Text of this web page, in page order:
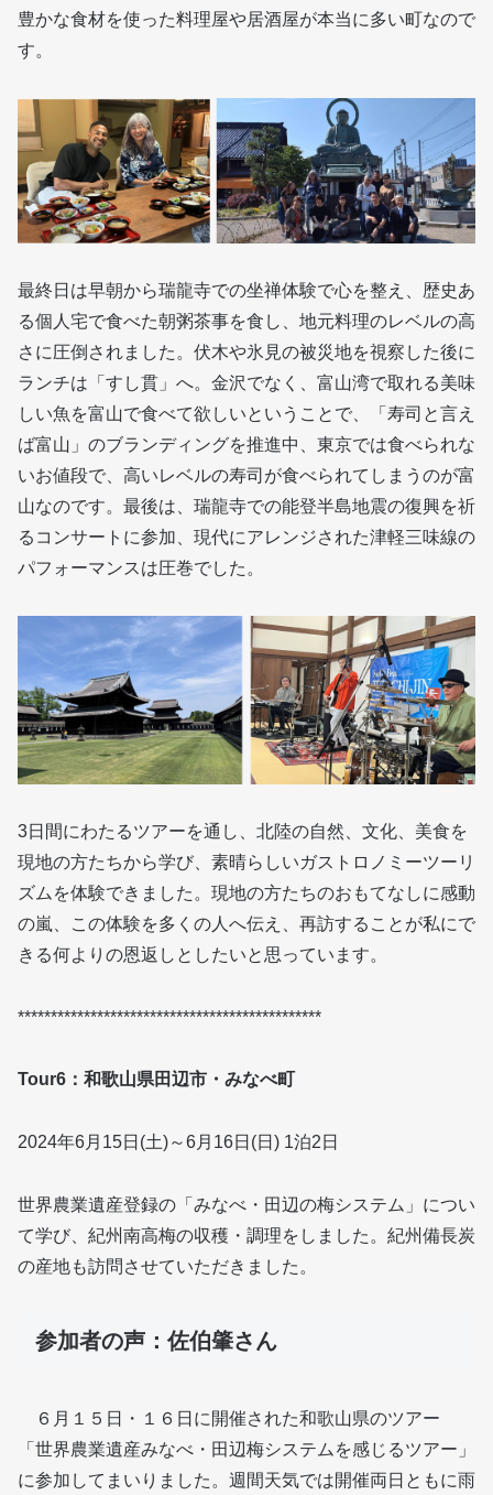
豊かな食材を使った料理屋や居酒屋が本当に多い町なので
す。
最終日は早朝から瑞龍寺での坐禅体験で心を整え、歴史あ
る個人宅で食べた朝粥茶事を食し、地元料理のレベルの高
さに圧倒されました。伏木や氷見の被災地を視察した後に
ランチは「すし貫」へ。金沢でなく、富山湾で取れる美味
しい魚を富山で食べて欲しいということで、「寿司と言え
ば富山」のブランディングを推進中、東京では食べられな
いお値段で、高いレベルの寿司が食べられてしまうのが富
山なのです。最後は、瑞龍寺での能登半島地震の復興を祈
るコンサートに参加、現代にアレンジされた津軽三味線の
パフォーマンスは圧巻でした。
3日間にわたるツアーを通し、北陸の自然、文化、美食を
現地の方たちから学び、素晴らしいガストロノミーツーリ
ズムを体験できました。現地の方たちのおもてなしに感動
の嵐、この体験を多くの人へ伝え、再訪することが私にで
きる何よりの恩返しとしたいと思っています。
**********************************************
Tour6：和歌山県田辺市・みなべ町
2024年6月15日(土)～6月16日(日) 1泊2日
世界農業遺産登録の「みなべ・田辺の梅システム」につい
て学び、紀州南高梅の収穫・調理をしました。紀州備長炭
の産地も訪問させていただきました。
参加者の声：佐伯肇さん
６月１５日・１６日に開催された和歌山県のツアー
「世界農業遺産みなべ・田辺梅システムを感じるツアー」
に参加してまいりました。週間天気では開催両日ともに雨